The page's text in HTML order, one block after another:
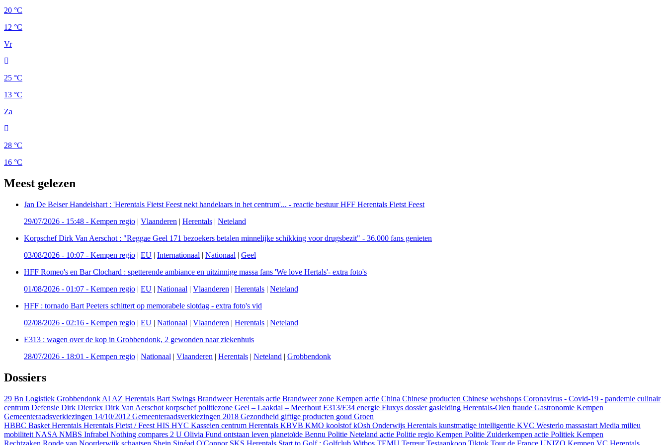
20 °C
12 °C
Vr
25 °C
13 °C
Za
28 °C
16 °C
Meest gelezen
Jan De Belser Handelshart : 'Herentals Fietst Feest nekt handelaars in het centrum'... - reactie bestuur HFF Herentals Fietst Feest
29/07/2026 - 15:48 - Kempen regio | Vlaanderen | Herentals | Neteland
Korpschef Dirk Van Aerschot : "Reggae Geel 171 bezoekers betalen minnelijke schikking voor drugsbezit" - 36.000 fans genieten
03/08/2026 - 10:07 - Kempen regio | EU | Internationaal | Nationaal | Geel
HFF Romeo's en Bar Clochard : spetterende ambiance en uitzinnige massa fans 'We love Hertals'- extra foto's
01/08/2026 - 01:07 - Kempen regio | EU | Nationaal | Vlaanderen | Herentals | Neteland
HFF : tornado Bart Peeters schittert op memorabele slotdag - extra foto's vid
02/08/2026 - 02:16 - Kempen regio | EU | Nationaal | Vlaanderen | Herentals | Neteland
E313 : wagen over de kop in Grobbendonk, 2 gewonden naar ziekenhuis
28/07/2026 - 18:01 - Kempen regio | Nationaal | Vlaanderen | Herentals | Neteland | Grobbendonk
Dossiers
29 Bn Logistiek Grobbendonk AI AZ Herentals Bart Swings Brandweer Herentals actie Brandweer zone Kempen actie China Chinese producten Chinese webshops Coronavirus - Covid-19 - pandemie culinair
centrum Defensie Dirk Dierckx Dirk Van Aerschot korpschef politiezone Geel – Laakdal – Meerhout E313/E34 energie Fluxys dossier gasleiding Herentals-Olen fraude Gastronomie Kempen
Gemeenteraadsverkiezingen 14/10/2012 Gemeenteraadsverkiezingen 2018 Gezondheid giftige producten goud Groen
HBBC Basket Herentals Herentals Fietst / Feest HIS HYC Kasseien centrum Herentals KBVB KMO koolstofkOsh Onderwijs Herentals kunstmatige intelligentie KVC Westerlo massastart Media milieu
mobiliteit NASA NMBS Infrabel Nothing compares 2 U Olivia Fund ontstaan leven planetoïde Bennu Politie Neteland actie Politie regio Kempen Politie Zuiderkempen actie Politiek Kempen
Rechtzaken Ronde van Noorderwijk schaatsen Shein Sinéad O'Connor SKS Herentals Start to Golf : Golfclub Witbos TEMU TerreurTestaankoop Tiktok Tour de France UNIZO Kempen VC Herentals